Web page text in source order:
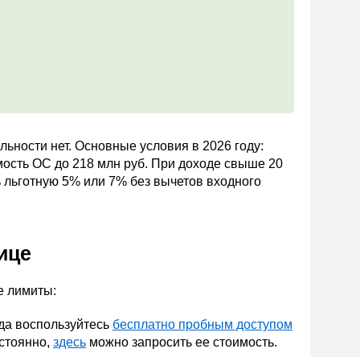
нет. Основные условия в 2026 году:
ОС до 218 млн руб. При доходе свыше 20
5% или 7% без вычетов входного
лимиты:
воспользуйтесь бесплатно пробным доступом
здесь можно запросить ее стоимость.